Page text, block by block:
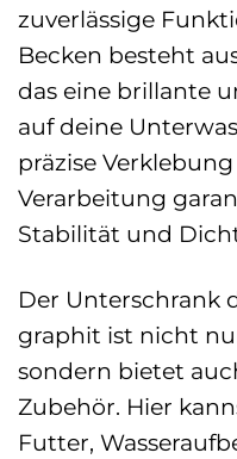
zuverlässige
Becken besteht
das eine brillante
auf deine
präzise
Verarbeitung
Stabilität und
Der Unterschrank
graphit ist nicht
sondern bietet
Zubehör. Hier
Futter,